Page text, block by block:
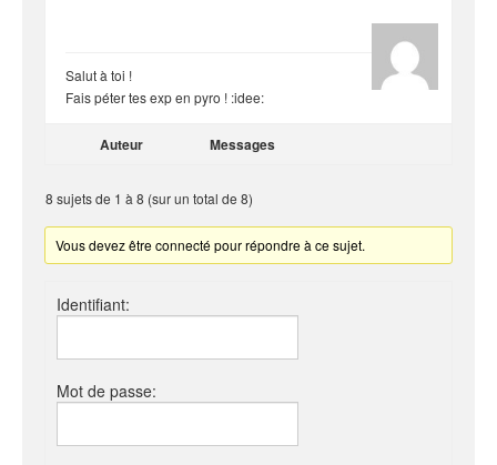
Blue
Salut à toi !
Fais péter tes exp en pyro ! :idee:
Auteur Messages
8 sujets de 1 à 8 (sur un total de 8)
Vous devez être connecté pour répondre à ce sujet.
Identifiant:
Mot de passe: